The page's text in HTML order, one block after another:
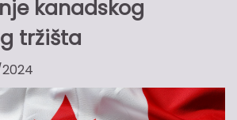
kanadskog
tržišta